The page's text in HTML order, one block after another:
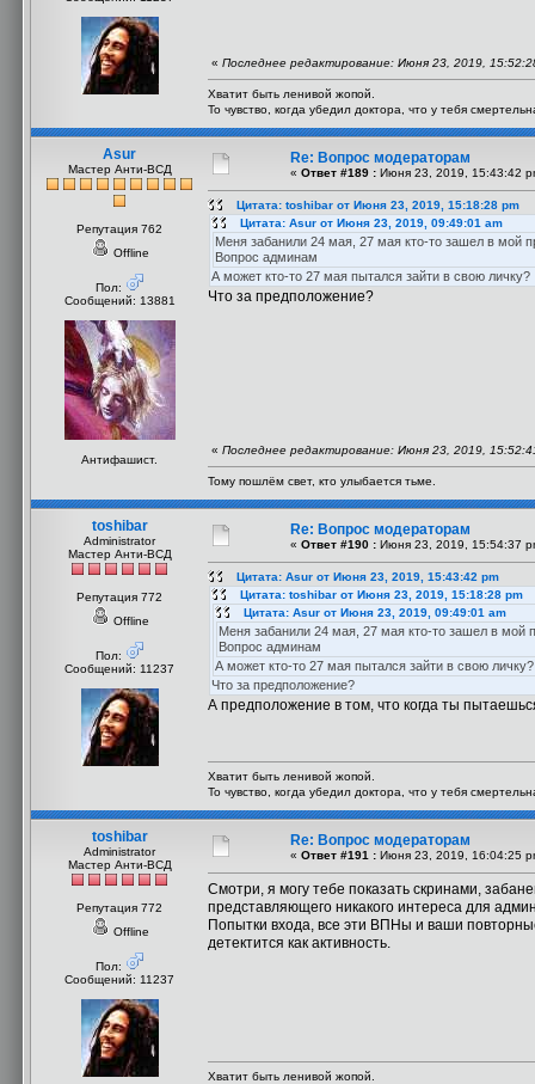
« Последнее редактирование: Июня 23, 2019,
Хватит быть ленивой жопой.
То чувство, когда убедил доктора, что у тебя
Asur
Мастер Анти-ВСД
Репутация 762
Offline
Пол:
Сообщений: 13881
Антифашист.
Re: Вопрос модераторам
« Ответ #189 : Июня 23, 2019, 15:43:42
Цитата: toshibar от Июня 23, 2019, 15:18:28 pm
Цитата: Asur от Июня 23, 2019, 09:49:01 am
Меня забанили 24 мая, 27 мая кто-то зашел в мой
Вопрос админам
А может кто-то 27 мая пытался зайти в свою личку?
Что за предположение?
« Последнее редактирование: Июня 23, 2019,
Тому пошлём свет, кто улыбается тьме.
toshibar
Administrator
Мастер Анти-ВСД
Репутация 772
Offline
Пол:
Сообщений: 11237
Re: Вопрос модераторам
« Ответ #190 : Июня 23, 2019, 15:54:37
Цитата: Asur от Июня 23, 2019, 15:43:42 pm
Цитата: toshibar от Июня 23, 2019, 15:18:28 pm
Цитата: Asur от Июня 23, 2019, 09:49:01 am
Меня забанили 24 мая, 27 мая кто-то зашел в мой
Вопрос админам
А может кто-то 27 мая пытался зайти в свою личку?
Что за предположение?
А предположение в том, что когда ты
Хватит быть ленивой жопой.
То чувство, когда убедил доктора, что у тебя
toshibar
Administrator
Мастер Анти-ВСД
Репутация 772
Offline
Пол:
Сообщений: 11237
Re: Вопрос модераторам
« Ответ #191 : Июня 23, 2019, 16:04:25
Смотри, я могу тебе показать скринами,
представляющего никакого интереса для
Попытки входа, все эти ВПНы и ваши
детектится как активность.
Хватит быть ленивой жопой.